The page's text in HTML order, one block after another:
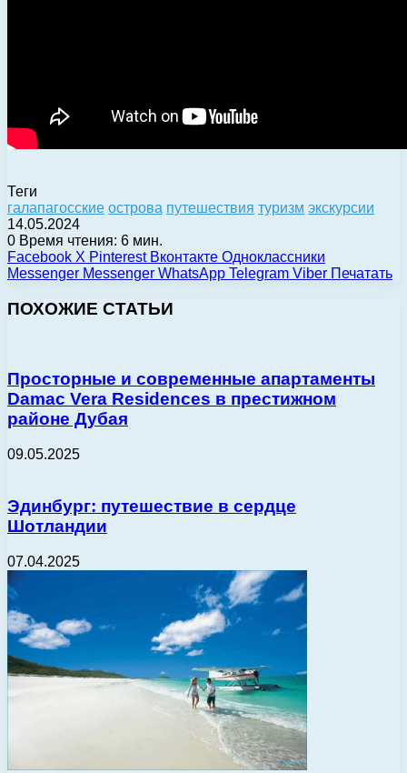
Теги
галапагосские острова путешествия туризм экскурсии
14.05.2024
0 Время чтения: 6 мин.
Facebook X Pinterest Вконтакте Одноклассники
Messenger Messenger WhatsApp Telegram Viber Печатать
ПОХОЖИЕ СТАТЬИ
Просторные и современные апартаменты
Damac Vera Residences в престижном
районе Дубая
09.05.2025
Эдинбург: путешествие в сердце
Шотландии
07.04.2025